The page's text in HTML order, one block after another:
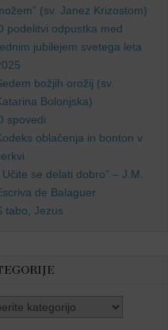
(sv. Janez Krizostom)
podelitvi odpustka med
jubilejem svetega leta
božjih orožij (sv.
Bolonjska)
spovedi
oblačenja in bonton v
Učite se delati dobro” – J.M.
de Balaguer
tabo, Jezus